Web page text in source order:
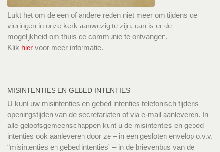
Lukt het om de een of andere reden niet meer om tijdens de
vieringen in onze kerk aanwezig te zijn, dan is er de
mogelijkheid om thuis de communie te ontvangen.
Klik hier voor meer informatie.
MISINTENTIES EN GEBED INTENTIES
U kunt uw misintenties en gebed intenties telefonisch tijdens
openingstijden van de secretariaten of via e-mail aanleveren. In
alle geloofsgemeenschappen kunt u de misintenties en gebed
intenties ook aanleveren door ze – in een gesloten envelop o.v.v.
“misintenties en gebed intenties” – in de brievenbus van de